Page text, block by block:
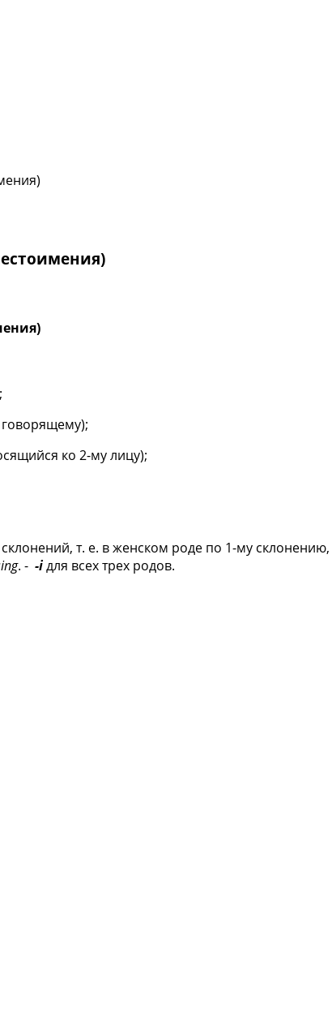
говорящему);
ко 2-му лицу);
т. е. в женском роде по 1-му
. - -iдля всех трех родов.